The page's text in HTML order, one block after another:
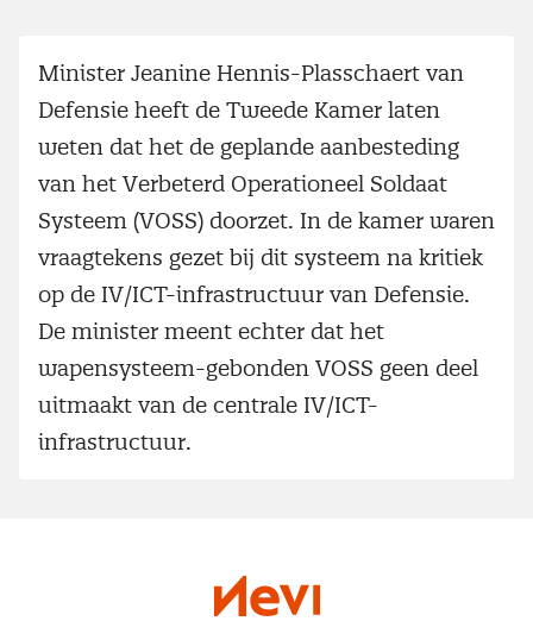
Minister Jeanine Hennis-Plasschaert van
Defensie heeft de Tweede Kamer laten
weten dat het de geplande aanbesteding
van het Verbeterd Operationeel Soldaat
Systeem (VOSS) doorzet. In de kamer waren
vraagtekens gezet bij dit systeem na kritiek
op de IV/ICT-infrastructuur van Defensie.
De minister meent echter dat het
wapensysteem-gebonden VOSS geen deel
uitmaakt van de centrale IV/ICT-
infrastructuur.